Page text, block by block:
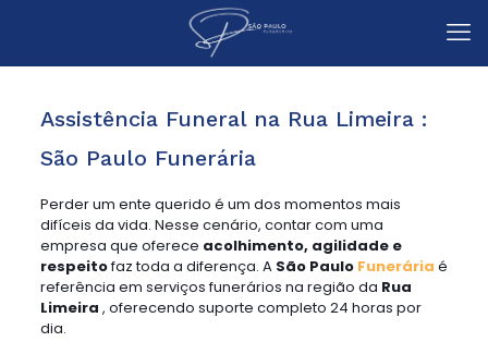
Assistência Funeral na Rua Limeira :
São Paulo Funerária
Perder um ente querido é um dos momentos mais
difíceis da vida. Nesse cenário, contar com uma
empresa que oferece acolhimento, agilidade e
respeitofaz toda a diferença. A São Paulo Funerária é
referência em serviços funerários na região da Rua
Limeira , oferecendo suporte completo 24 horas por
dia.